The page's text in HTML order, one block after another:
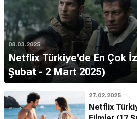
08.03.2025
Netflix Türkiye'de En Çok
Şubat - 2 Mart 2025)
27.02.2025
Netflix